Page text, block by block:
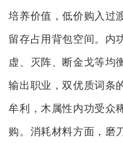
培养价值，低价购入过
留存占用背包空间。内
虚、灭阵、断金戈等均
输出职业，双优质词条
牟利，木属性内功受众
购。消耗材料方面，磨